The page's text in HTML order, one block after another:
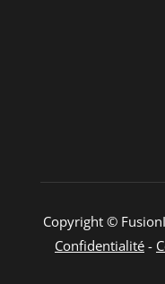
Copyright ©
Confidentialité-